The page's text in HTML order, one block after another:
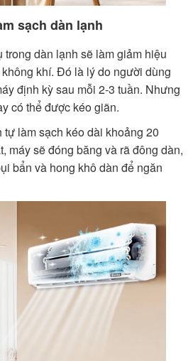
sạch dàn lạnh
trong dàn lạnh sẽ làm giảm hiệu
khí. Đó là lý do người dùng
định kỳ sau mỗi 2-3 tuần. Nhưng
có thể được kéo giãn.
làm sạch kéo dài khoảng 20
máy sẽ đóng băng và rã đông dàn,
bẩn và hong khô dàn để ngăn